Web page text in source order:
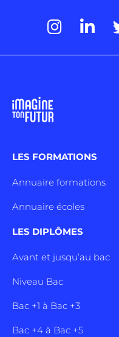
LES FORMATIONS
Annuaire formations
Annuaire écoles
LES DIPLÔMES
Avant et jusqu’au bac
Niveau Bac
Bac +1 à Bac +3
Bac +4 à Bac +5